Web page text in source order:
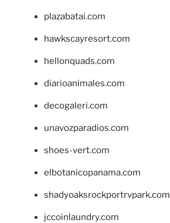
plazabatai.com
hawkscayresort.com
hellonquads.com
diarioanimales.com
decogaleri.com
unavozparadios.com
shoes-vert.com
elbotanicopanama.com
shadyoaksrockportrvpark.com
jccoinlaundry.com